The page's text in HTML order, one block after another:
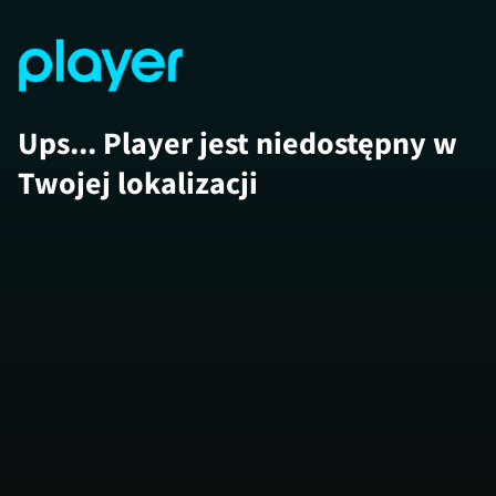
Ups... Player jest niedostępny w
Twojej lokalizacji